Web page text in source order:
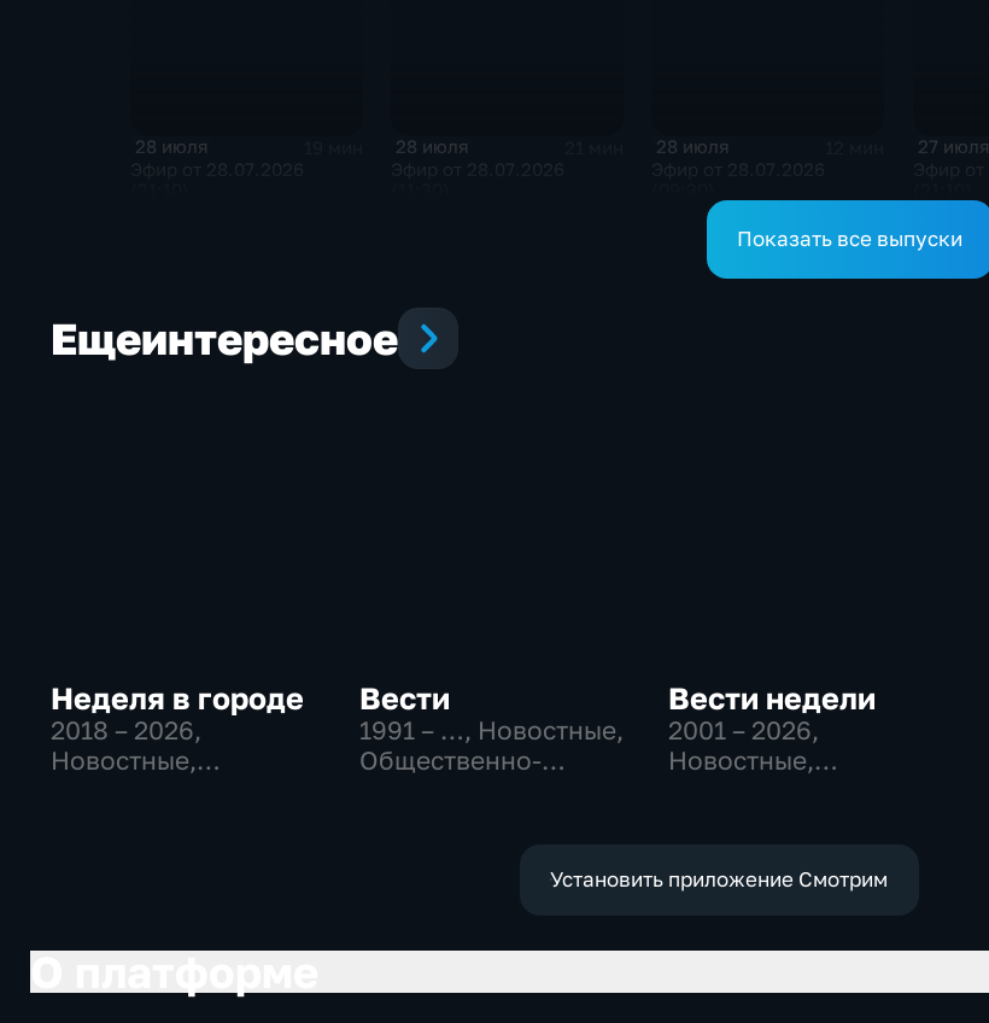
28 июля 28 июля 28 июля 27 июля
Показать все выпуски
Ещеинтересное
Неделя в городе
2018 – 2026,
Новостные,
Вести
1991 – …, Новостные,
Общественно-
Вести недели
2001 – 2026,
Новостные,
Установить приложение Смотрим